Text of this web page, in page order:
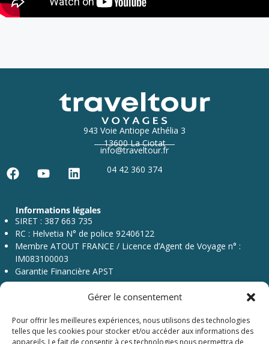
Gérer le consentement
Pour offrir les meilleures expériences, nous utilisons des technologies
telles que les cookies pour stocker et/ou accéder aux informations des
appareils. Le fait de consentir à ces technologies nous permettra de
943 Voie Antiope Athélia 3
13600 La Ciotat
info@traveltour.fr
04 42 360 374
F
c
e
b
o
o
k
u
t
u
b
e
L
n
k
e
d
n
Informations légales
SIRET : 387 663 735
RC : Helvetia N° de police 92406122
Membre ATOUT FRANCE / Licence d’Agent de Voyage n° :
IM083100003
Garantie Financière APST